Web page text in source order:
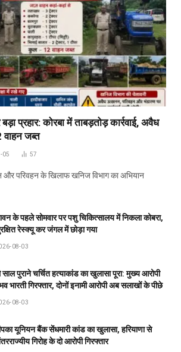
प्रहार: कोरबा में ताबड़तोड़ कार्रवाई, अवैध
जब्त
05 57
परिवहन के खिलाफ खनिज विभाग का अभियान
के पहले सोमवार पर पशु चिकित्सालय में निकला कोबरा,
रेस्क्यू कर जंगल में छोड़ा गया
08-03
साल पुराने चर्चित हत्याकांड का खुलासा पूरा: मुख्य आरोपी
भारती गिरफ्तार, दोनों इनामी आरोपी अब सलाखों के पीछे
08-03
यूनियन बैंक सेंधमारी कांड का खुलासा, हरियाणा से
गिरोह के दो आरोपी गिरफ्तार